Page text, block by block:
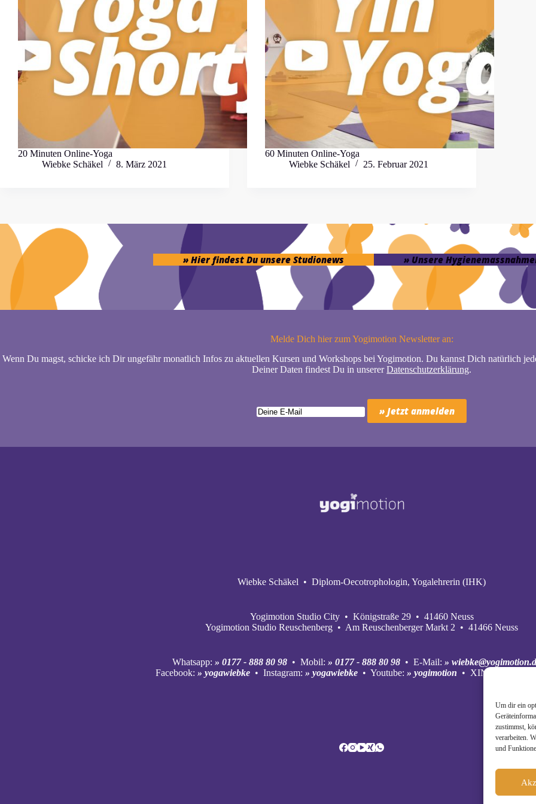
Um dir ein
zustimmst,
verarbeiten.
und
20 Minuten Online-Yoga
Wiebke Schäkel
8. März 2021
60 Minuten Online-Yoga
Wiebke Schäkel
25. Februar 2021
» Hier findest Du unsere Studionews » Unsere
Melde Dich hier zum Yogimotion Newsletter an:
Wenn Du magst, schicke ich Dir ungefähr monatlich Infos zu aktuellen Kursen und Workshops bei Yogimotion. Du kannst Dich natürlich
Deiner Daten findest Du in unsererDatenschutzerklärung.
Wiebke Schäkel • Diplom-Oecotrophologin, Yogalehrerin (IHK)
Yogimotion Studio City • Königstraße 29 • 41460 Neuss
Yogimotion Studio Reuschenberg • Am Reuschenberger Markt 2 • 41466 Neuss
Whatsapp: » 0177 - 888 80 98• Mobil: » 0177 - 888 80 98• E‑Mail: »
Facebook: » yogawiebke• Instagram: » yogawiebke• Youtube: » yogimotion • XING: